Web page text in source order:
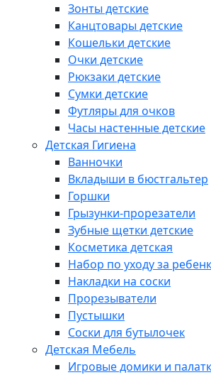
Зонты детские
Канцтовары детские
Кошельки детские
Очки детские
Рюкзаки детские
Сумки детские
Футляры для очков
Часы настенные детские
Детская Гигиена
Ванночки
Вкладыши в бюстгальтер
Горшки
Грызунки-прорезатели
Зубные щетки детские
Косметика детская
Набор по уходу за
Накладки на соски
Прорезыватели
Пустышки
Соски для бутылочек
Детская Мебель
Игровые домики и